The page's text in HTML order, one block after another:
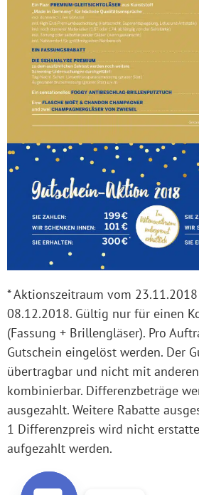
* Aktionszeitraum vom
08.12.2018. Gültig nur für einen
(Fassung + Brillengläser). Pro
Gutschein eingelöst werden. Der
übertragbar und nicht mit
kombinierbar. Differenzbeträge
ausgezahlt. Weitere Rabatte
1 Differenzpreis wird nicht
aufgezahlt werden.